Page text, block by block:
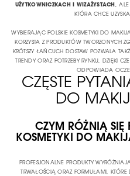
UŻYTKOWNICZKACH I WIZAŻYSTACH , ALE
KTÓRA CHCE
WYBIERAJĄC POLSKIE KOSMETYKI DO
KORZYSTA Z PRODUKTÓW TWORZONYCH
KRÓTSZY ŁAŃCUCH DOSTAW POZWALA
TRENDY ORAZ POTRZEBY RYNKU, DZIĘKI
ODPOWIADA
CZĘSTE
DO
CZYM RÓŻNIĄ SIĘ
KOSMETYKI DO
PROFESJONALNE PRODUKTY
TRWAŁOŚCIĄ ORAZ FORMUŁAMI, KTÓRE